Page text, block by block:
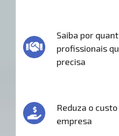
Saiba por
profissionais
precisa
Reduza o
empresa